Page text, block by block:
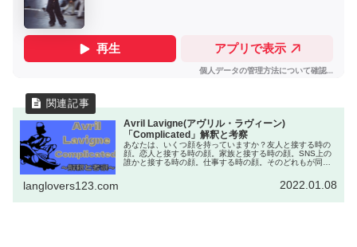
Avril Lavigne(アヴリル・ラヴィーン)
「Complicated」解釈と考察
あなたは、いくつ顔を持っていますか？友人と接する時の
顔。恋人と接する時の顔。家族と接する時の顔。SNS上の
誰かと接する時の顔。仕事する時の顔。そのどれもが同じ
langlovers123.com 2022.01.08